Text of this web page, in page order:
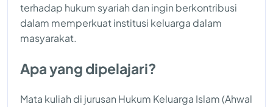
terhadap hukum syariah dan ingin berkontribusi
dalam memperkuat institusi keluarga dalam
masyarakat.
Apa yang dipelajari?
Mata kuliah di jurusan Hukum Keluarga Islam (Ahwal